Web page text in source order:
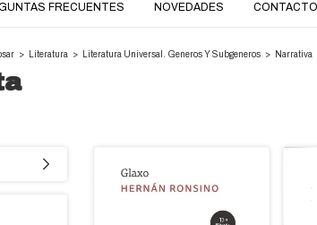
FRECUENTES NOVEDADES CONTACTO
> Literatura > Literatura Universal. Generos Y Subgeneros > Narrativa